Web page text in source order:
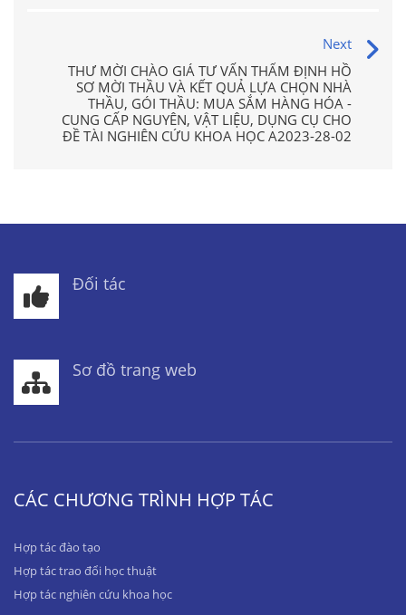
Next
THƯ MỜI CHÀO GIÁ TƯ VẤN THẨM ĐỊNH HỒ
SƠ MỜI THẦU VÀ KẾT QUẢ LỰA CHỌN NHÀ
THẦU, GÓI THẦU: MUA SẮM HÀNG HÓA -
CUNG CẤP NGUYÊN, VẬT LIỆU, DỤNG CỤ CHO
ĐỀ TÀI NGHIÊN CỨU KHOA HỌC A2023-28-02
Đối tác
Sơ đồ trang web
CÁC CHƯƠNG TRÌNH HỢP TÁC
Hợp tác đào tạo
Hợp tác trao đổi học thuật
Hợp tác nghiên cứu khoa học